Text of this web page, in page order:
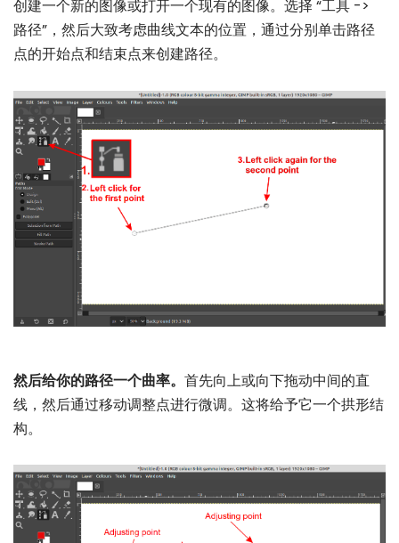
创建一个新的图像或打开一个现有的图像。选择 “工具 ->
路径”，然后大致考虑曲线文本的位置，通过分别单击路径
点的开始点和结束点来创建路径。
然后给你的路径一个曲率。 首先向上或向下拖动中间的直
线，然后通过移动调整点进行微调。这将给予它一个拱形结
构。